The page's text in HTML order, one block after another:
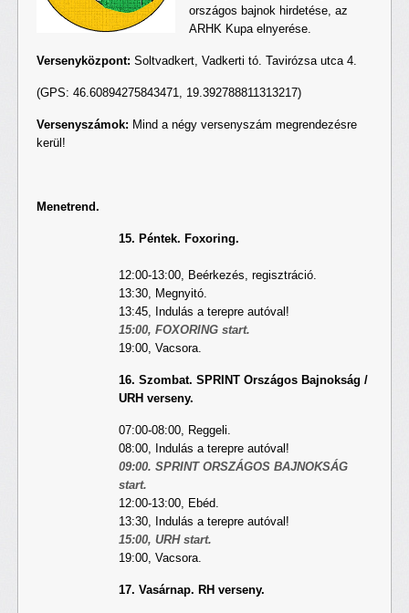
országos bajnok hirdetése, az
ARHK Kupa elnyerése.
Versenyközpont: Soltvadkert, Vadkerti tó. Tavirózsa utca 4.
(GPS: 46.60894275843471, 19.392788811313217)
Versenyszámok: Mind a négy versenyszám megrendezésre
kerül!
Menetrend.
15. Péntek. Foxoring.
12:00-13:00, Beérkezés, regisztráció.
13:30, Megnyitó.
13:45, Indulás a terepre autóval!
15:00, FOXORING start.
19:00, Vacsora.
16. Szombat. SPRINT Országos Bajnokság /
URH verseny.
07:00-08:00, Reggeli.
08:00, Indulás a terepre autóval!
09:00. SPRINT ORSZÁGOS BAJNOKSÁG
start.
12:00-13:00, Ebéd.
13:30, Indulás a terepre autóval!
15:00, URH start.
19:00, Vacsora.
17. Vasárnap. RH verseny.